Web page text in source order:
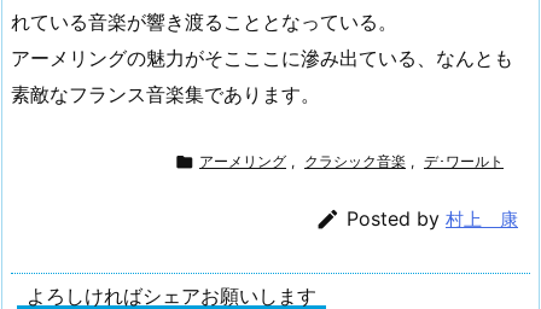
れている音楽が響き渡ることとなっている。
アーメリングの魅力がそこここに滲み出ている、なんとも
素敵なフランス音楽集であります。
 アーメリング , クラシック音楽 , デ･ワールト
 Posted by 村上 康
よろしければシェアお願いします